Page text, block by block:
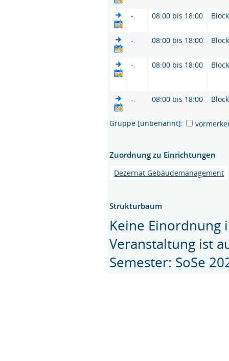
-. 08:00 bis 18:00
-. 08:00 bis 18:00
-. 08:00 bis 18:00
-. 08:00 bis 18:00
Gruppe [unbenannt]:
Zuordnung zu Einrichtungen
Dezernat Gebäudemanagement
Strukturbaum
Keine Einordnung
Veranstaltung ist
Semester: SoSe